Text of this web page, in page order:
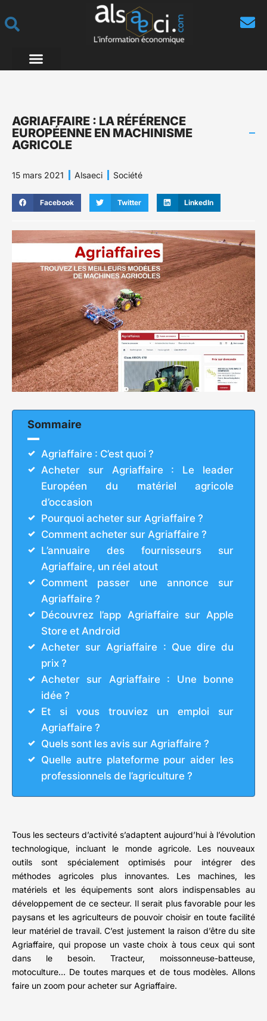
AGRIAFFAIRE : LA RÉFÉRENCE
EUROPÉENNE EN MACHINISME
AGRICOLE
15 mars 2021 Alsaeci Société
Facebook Twitter LinkedIn
Sommaire
Agriaffaire : C’est quoi ?
Acheter sur Agriaffaire : Le leader
Européen du matériel agricole
d’occasion
Pourquoi acheter sur Agriaffaire ?
Comment acheter sur Agriaffaire ?
L’annuaire des fournisseurs sur
Agriaffaire, un réel atout
Comment passer une annonce sur
Agriaffaire ?
Découvrez l’app Agriaffaire sur Apple
Store et Android
Acheter sur Agriaffaire : Que dire du
prix ?
Acheter sur Agriaffaire : Une bonne
idée ?
Et si vous trouviez un emploi sur
Agriaffaire ?
Quels sont les avis sur Agriaffaire ?
Quelle autre plateforme pour aider les
professionnels de l’agriculture ?
Tous les secteurs d’activité s’adaptent aujourd’hui à l’évolution
technologique, incluant le monde agricole. Les nouveaux
outils sont spécialement optimisés pour intégrer des
méthodes agricoles plus innovantes. Les machines, les
matériels et les équipements sont alors indispensables au
développement de ce secteur. Il serait plus favorable pour les
paysans et les agriculteurs de pouvoir choisir en toute facilité
leur matériel de travail. C’est justement la raison d’être du site
Agriaffaire, qui propose un vaste choix à tous ceux qui sont
dans le besoin. Tracteur, moissonneuse-batteuse,
motoculture… De toutes marques et de tous modèles. Allons
faire un zoom pour acheter sur Agriaffaire.